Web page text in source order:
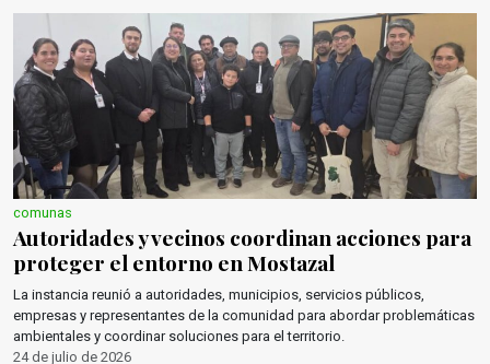
comunas
Autoridades y vecinos coordinan acciones para
proteger el entorno en Mostazal
La instancia reunió a autoridades, municipios, servicios públicos,
empresas y representantes de la comunidad para abordar problemáticas
ambientales y coordinar soluciones para el territorio.
24 de julio de 2026